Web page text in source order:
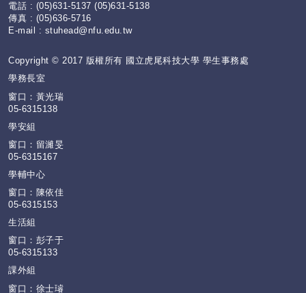
電話 : (05)631-5137 (05)631-5138
傳真 : (05)636-5716
E-mail : stuhead@nfu.edu.tw
Copyright © 2017 版權所有 國立虎尾科技大學 學生事務處
學務長室
窗口：黃光瑞
05-6315138
學安組
窗口：留濰旻
05-6315167
學輔中心
窗口：陳依佳
05-6315153
生活組
窗口：彭子于
05-6315133
課外組
窗口：徐士璿